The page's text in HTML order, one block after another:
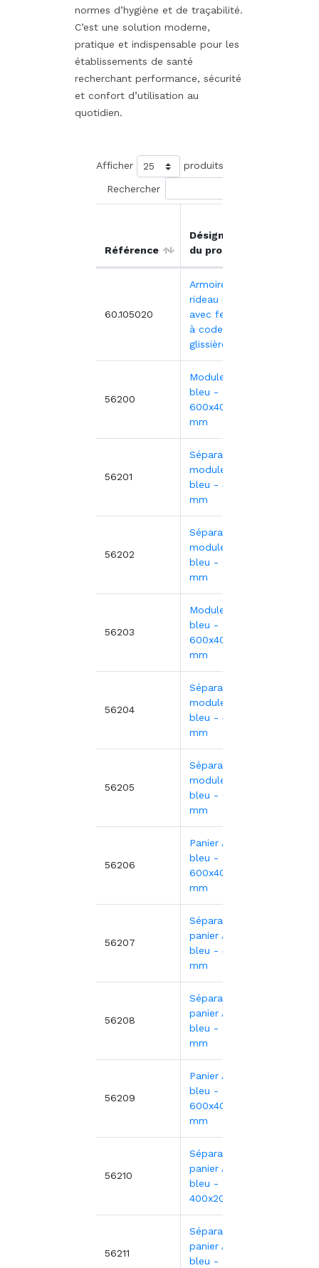
normes d’hygiène et de traçabilité.
C’est une solution moderne,
pratique et indispensable pour les
établissements de santé
recherchant performance, sécurité
et confort d’utilisation au
quotidien.
Afficher produits
Rechercher
Référence
Désignation
du produit
60.105020
Armoire à
rideau mobile
avec fermeture
à code - 15
glissières
56200
Module ABS
bleu -
600x400x50
mm
56201
Séparateur
module ABS
bleu - 400x50
mm
56202
Séparateur
module ABS
bleu - 600x50
mm
56203
Module ABS
bleu -
600x400x100
mm
56204
Séparateur
module ABS
bleu - 400x100
mm
56205
Séparateur
module ABS
bleu - 600x100
mm
56206
Panier ABS
bleu -
600x400x100
mm
56207
Séparateur
panier ABS
bleu - 400x100
mm
56208
Séparateur
panier ABS
bleu - 600x100
mm
56209
Panier ABS
bleu -
600x400x200
mm
56210
Séparateur
panier ABS
bleu -
400x200 mm
56211
Séparateur
panier ABS
bleu -